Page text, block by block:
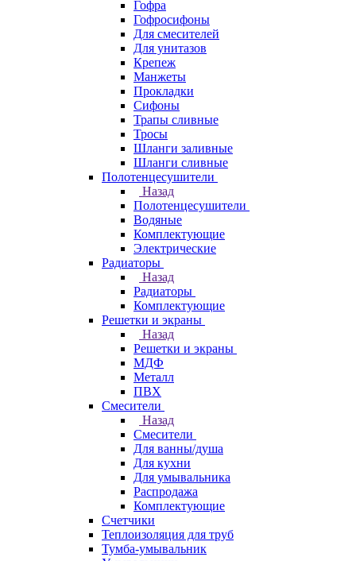
Гофра
Гофросифоны
Для смесителей
Для унитазов
Крепеж
Манжеты
Прокладки
Сифоны
Трапы сливные
Тросы
Шланги заливные
Шланги сливные
Полотенцесушители
Назад
Полотенцесушители
Водяные
Комплектующие
Электрические
Радиаторы
Назад
Радиаторы
Комплектующие
Решетки и экраны
Назад
Решетки и экраны
МДФ
Металл
ПВХ
Смесители
Назад
Смесители
Для ванны/душа
Для кухни
Для умывальника
Распродажа
Комплектующие
Счетчики
Теплоизоляция для труб
Тумба-умывальник